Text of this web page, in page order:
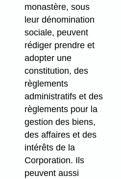
monastère, sous
leur dénomination
sociale, peuvent
rédiger prendre et
adopter une
constitution, des
règlements
administratifs et des
règlements pour la
gestion des biens,
des affaires et des
intérêts de la
Corporation. Ils
peuvent aussi